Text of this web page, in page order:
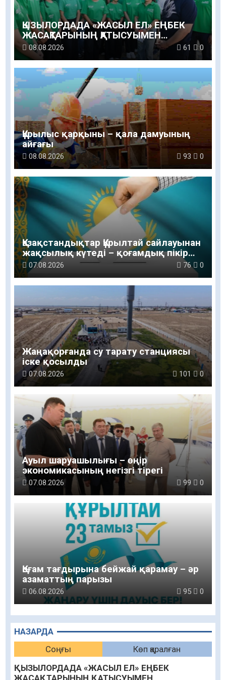
НАЗАРДА
Соңғы
Көп қаралған
ҚЫЗЫЛОРДАДА «ЖАСЫЛ ЕЛ» ЕҢБЕК
ҚЫЗЫЛОРДАДА «ЖАСЫЛ ЕЛ» ЕҢБЕК
ЖАСАҚТАРЫНЫҢ ҚАТЫСУЫМЕН
ЭКОЛОГИЯЛЫҚ СЕНБІЛІК ӨТТІ
08.08.2026 61 0
Құрылыс қарқыны – қала дамуының
айғағы
08.08.2026 93 0
Қазақстандықтар Құрылтай сайлауынан
жақсылық күтеді – қоғамдық пікір
зерттеуі
07.08.2026 76 0
Жаңақорғанда су тарату станциясы
іске қосылды
07.08.2026 101 0
Ауыл шаруашылығы – өңір
экономикасының негізгі тірегі
07.08.2026 99 0
Қоғам тағдырына бейжай қарамау – әр
азаматтың парызы
06.08.2026 95 0